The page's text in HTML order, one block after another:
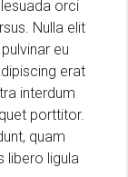
orci
Nulla elit
eu
erat
interdum
porttitor.
quam
libero ligula